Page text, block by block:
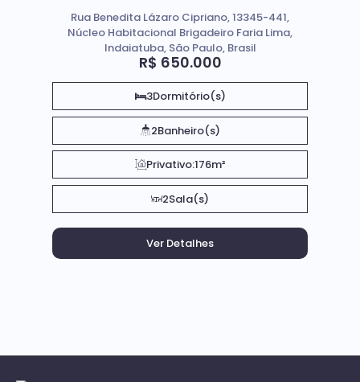
R$ 650.000
Rua Benedita Lázaro Cipriano, 13345-441,
Núcleo Habitacional Brigadeiro Faria Lima,
Indaiatuba, São Paulo, Brasil
3Dormitório(s)
2Banheiro(s)
Privativo:176m²
2Sala(s)